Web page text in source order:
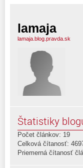
lamaja
lamaja.blog.pravda.sk
Štatistiky
Počet článkov: 19
Celková čítanosť:
Priemerná čítanosť